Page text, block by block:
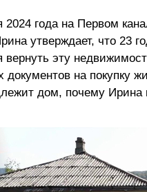
года на Первом
утверждает, что 23
эту
документов на покупку
дом, почему